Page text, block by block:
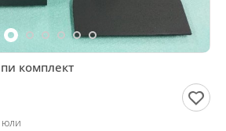
комплект
юли